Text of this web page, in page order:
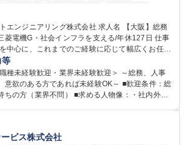
み 服装自由 寮・社宅あり 食事補助あり
アリング株式会社 求人名 【大阪】総務
電機G・社会インフラを支える/年休127日 仕事
中心に、これまでのご経験に応じて幅広くお任せ
ど）
厚生運用 など ※基本的には事務所勤務ですが、
により、関西圏以外への日帰り・宿泊を伴う国内
業務を持ちつつ、お互いに助け合いながら、総
等
種未経験歓迎・業界未経験歓迎＞ ～総務、人事
意欲のある方であれば未経験OK～ ■歓迎条件：総
問） ■求める人物像：・社内外の
ビス株式会社